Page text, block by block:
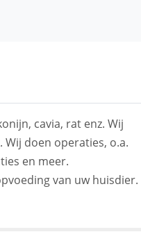
cavia, rat enz. Wij
doen operaties, o.a.
en meer.
van uw huisdier.